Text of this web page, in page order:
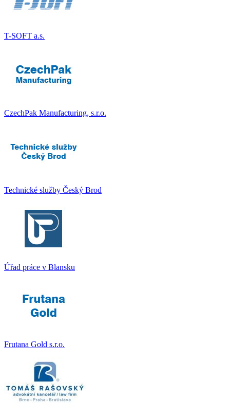
T-SOFT a.s.
CzechPak Manufacturing, s.r.o.
Technické služby Český Brod
Úřad práce v Blansku
Frutana Gold s.r.o.